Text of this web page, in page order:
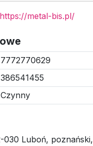
https://metal-bis.pl/
7772770629
386541455
Czynny
030 Luboń, poznański,